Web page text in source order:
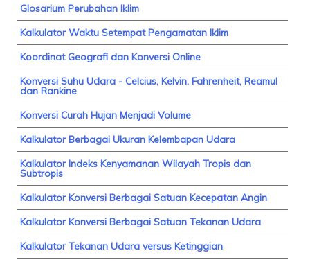
Glosarium Perubahan Iklim
Kalkulator Waktu Setempat Pengamatan Iklim
Koordinat Geografi dan Konversi Online
Konversi Suhu Udara - Celcius, Kelvin, Fahrenheit, Reamul
dan Rankine
Konversi Curah Hujan Menjadi Volume
Kalkulator Berbagai Ukuran Kelembapan Udara
Kalkulator Indeks Kenyamanan Wilayah Tropis dan
Subtropis
Kalkulator Konversi Berbagai Satuan Kecepatan Angin
Kalkulator Konversi Berbagai Satuan Tekanan Udara
Kalkulator Tekanan Udara versus Ketinggian